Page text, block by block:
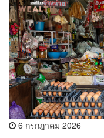
6 กรกฎาคม 2026